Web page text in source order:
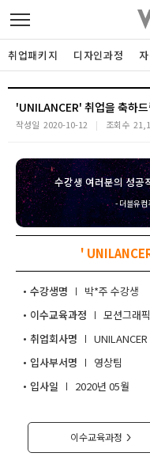
디자인정규과정
게임과정
자격증과정
커뮤니티
취업지원센터
고객상담센터
취업패키지 디자인과정
'UNILANCER'
작성일 2020-10-12 조회수
수강생 여러분의 성공
- 더블유
'
수강생명
박*주
이수교육과정
모션그래
취업회사명
UNILANCER
입사부서명
영상팀
입사일
2020년 05월
이수교육과정 >